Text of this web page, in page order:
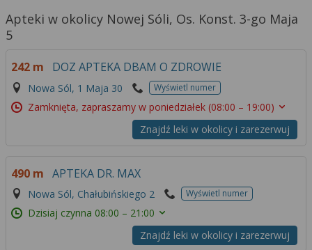
Apteki w okolicy Nowej Sóli, Os. Konst. 3-go Maja
5
242 m DOZ APTEKA DBAM O ZDROWIE
Nowa Sól, 1 Maja 30 Wyświetl numer
Zamknięta, zapraszamy w poniedziałek (08:00 – 19:00)
Znajdź leki w okolicy i zarezerwuj
490 m APTEKA DR. MAX
Nowa Sól, Chałubińskiego 2 Wyświetl numer
Dzisiaj czynna 08:00 – 21:00
Znajdź leki w okolicy i zarezerwuj